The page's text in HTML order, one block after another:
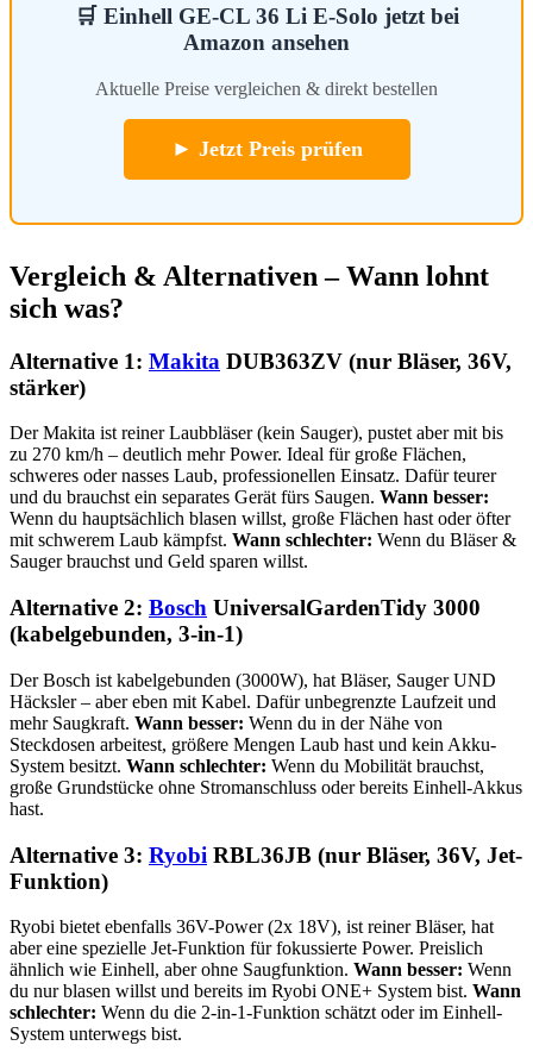
🛒 Einhell GE-CL 36 Li E-Solo jetzt bei
Amazon ansehen
Aktuelle Preise vergleichen & direkt bestellen
► Jetzt Preis prüfen
Vergleich & Alternativen – Wann lohnt
sich was?
Alternative 1: Makita DUB363ZV (nur Bläser, 36V,
stärker)
Der Makita ist reiner Laubbläser (kein Sauger), pustet aber mit bis
zu 270 km/h – deutlich mehr Power. Ideal für große Flächen,
schweres oder nasses Laub, professionellen Einsatz. Dafür teurer
und du brauchst ein separates Gerät fürs Saugen. Wann besser:
Wenn du hauptsächlich blasen willst, große Flächen hast oder öfter
mit schwerem Laub kämpfst. Wann schlechter: Wenn du Bläser &
Sauger brauchst und Geld sparen willst.
Alternative 2: Bosch UniversalGardenTidy 3000
(kabelgebunden, 3-in-1)
Der Bosch ist kabelgebunden (3000W), hat Bläser, Sauger UND
Häcksler – aber eben mit Kabel. Dafür unbegrenzte Laufzeit und
mehr Saugkraft. Wann besser: Wenn du in der Nähe von
Steckdosen arbeitest, größere Mengen Laub hast und kein Akku-
System besitzt. Wann schlechter: Wenn du Mobilität brauchst,
große Grundstücke ohne Stromanschluss oder bereits Einhell-Akkus
hast.
Alternative 3: Ryobi RBL36JB (nur Bläser, 36V, Jet-
Funktion)
Ryobi bietet ebenfalls 36V-Power (2x 18V), ist reiner Bläser, hat
aber eine spezielle Jet-Funktion für fokussierte Power. Preislich
ähnlich wie Einhell, aber ohne Saugfunktion. Wann besser: Wenn
du nur blasen willst und bereits im Ryobi ONE+ System bist. Wann
schlechter: Wenn du die 2-in-1-Funktion schätzt oder im Einhell-
System unterwegs bist.